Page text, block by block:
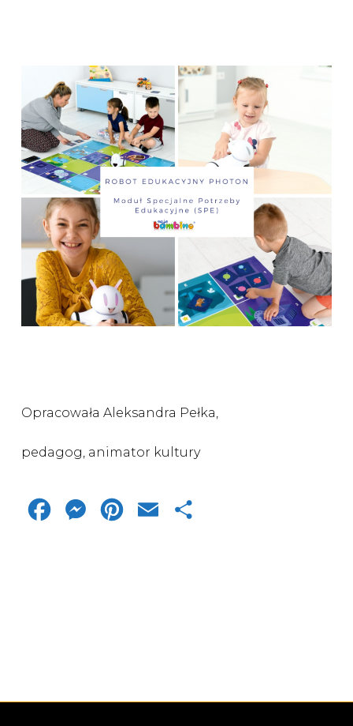
Opracowała Aleksandra Pełka,
pedagog, animator kultury
FacebookMessengerPinterest
Email